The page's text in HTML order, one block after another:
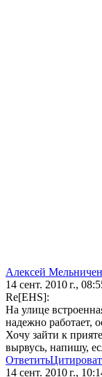
Алексей
14 сент. 2010 г.,
Re[EHS]:
На улице
надежно работает,
Хочу зайти к
вырвусь, напишу,
Ответить
14 сент. 2010 г.,